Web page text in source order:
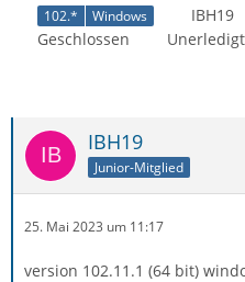
102.* Windows IBH19
Geschlossen
Unerledigt
IBH19
Junior-Mitglied
25. Mai 2023 um 11:17
version 102.11.1 (64 bit)